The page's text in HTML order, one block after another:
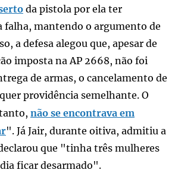
da pistola por ela ter
falha, mantendo o argumento de
a defesa alegou que, apesar de
imposta na AP 2668, não foi
de armas, o cancelamento de
providência semelhante. O
não se encontrava em
". Já Jair, durante oitiva, admitiu a
que "tinha três mulheres
ficar desarmado".